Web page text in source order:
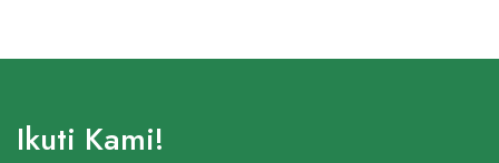
Ikuti Kami!